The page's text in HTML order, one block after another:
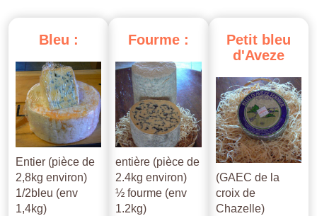
Bleu :
Entier (pièce de
2,8kg environ)
1/2bleu (env
1,4kg)
Fourme :
entière (pièce de
2.4kg environ)
½ fourme (env
1.2kg)
Petit bleu
d'Aveze
(GAEC de la
croix de
Chazelle)